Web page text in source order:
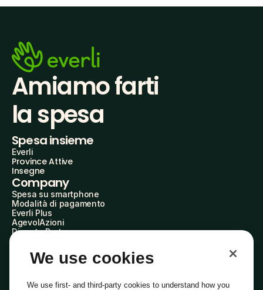
Amiamo farti
la spesa
Spesa insieme
Everli
Province Attive
Insegne
Company
Spesa su smartphone
Modalità di pagamento
Everli Plus
AgevolAzioni
Diventa Partner
Everli Shoppers
About Us
Everli News
We use cookies
We use first- and third-party cookies to understand how you